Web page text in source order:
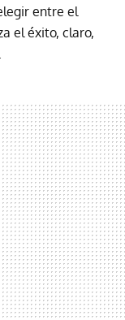
entre el
el éxito, claro,